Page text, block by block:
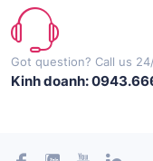
Got question? Call us
Kinh doanh: